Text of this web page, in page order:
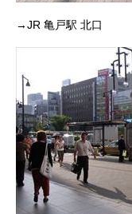
→JR 亀戸駅 北口